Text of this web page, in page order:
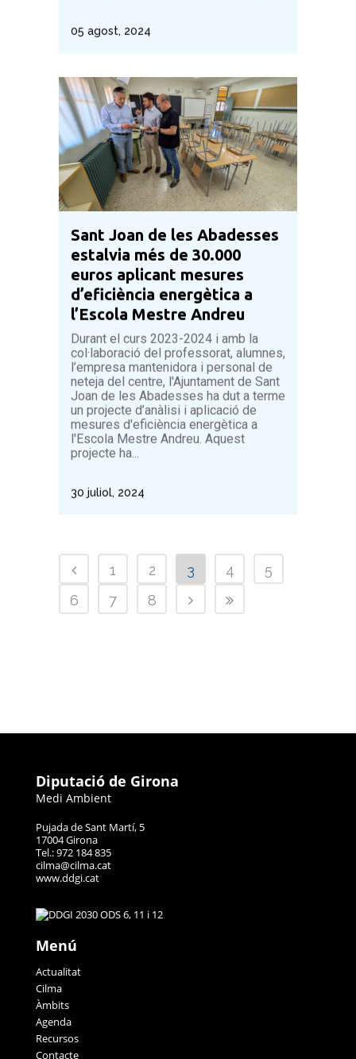
05 agost, 2024
Sant Joan de les Abadesses
estalvia més de 30.000
euros aplicant mesures
d’eficiència energètica a
l’Escola Mestre Andreu
Durant el curs 2023-2024 i amb la
col·laboració del professorat, alumnes,
l’empresa mantenidora i personal de
neteja del centre, l'Ajuntament de Sant
Joan de les Abadesses ha dut a terme
un projecte d’anàlisi i aplicació de
mesures d'eficiència energètica a
l'Escola Mestre Andreu. Aquest
projecte ha...
30 juliol, 2024
1 2 3 4
5
6
7 8
Diputació de Girona
Medi Ambient
Pujada de Sant Martí, 5
17004 Girona
Tel.: 972 184 835
cilma@cilma.cat
www.ddgi.cat
Menú
Actualitat
Cilma
Àmbits
Agenda
Recursos
Contacte